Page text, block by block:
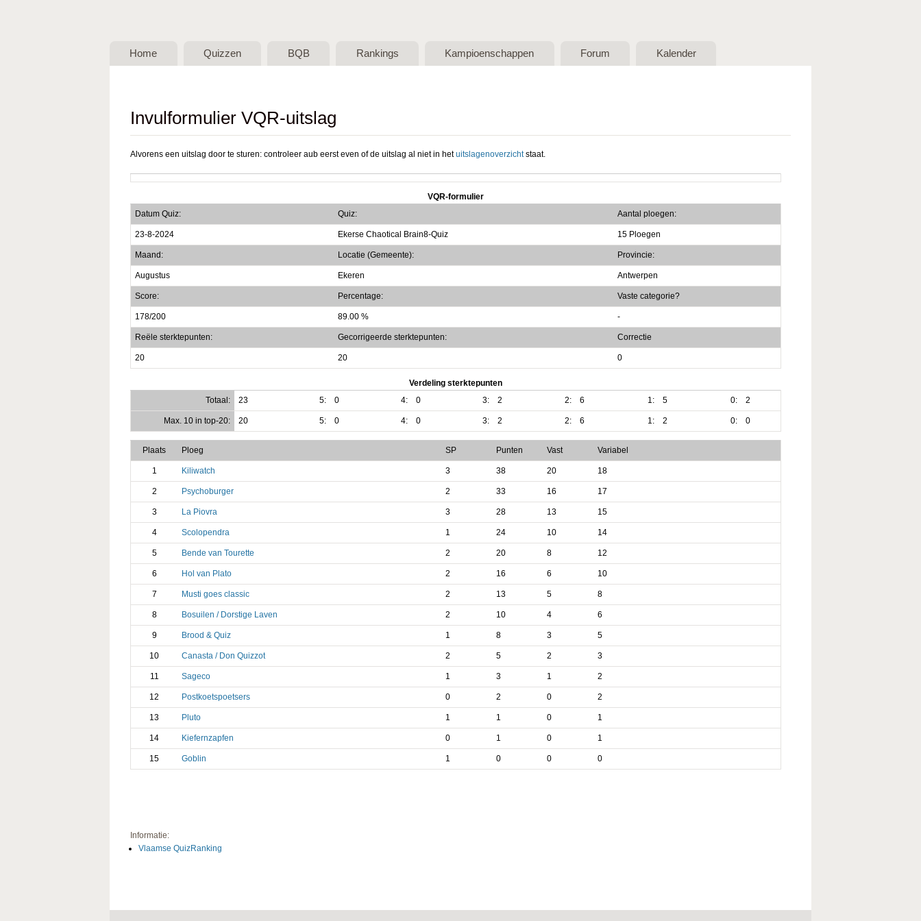
Belgische
vzw
Home Quizzen BQB Rankings Kampioenschappen Forum Kalender
Invulformulier VQR-uitslag
Alvorens een uitslag door te sturen: controleer aub eerst even of de uitslag al niet in hetuitslagenoverzichtstaat.
VQR-formulier
Datum Quiz:
Quiz: Aantal ploegen:
23-8-2024 Ekerse Chaotical Brain8-Quiz 15 Ploegen
Maand: Locatie (Gemeente): Provincie:
Augustus Ekeren Antwerpen
Score: Percentage: Vaste categorie?
178/200 89.00 % -
Reële sterktepunten: Gecorrigeerde sterktepunten: Correctie
20 20 0
Verdeling sterktepunten
Totaal:
23 5: 0 4: 0 3: 2 2: 6 1: 5 0: 2
Max. 10 in top-20: 20 5: 0 4: 0 3: 2 2: 6 1: 2 0: 0
Plaats Ploeg SP Punten Vast Variabel
1 Kiliwatch 3 38 20 18
2 Psychoburger 2 33 16 17
3 La Piovra 3 28 13 15
4 Scolopendra 1 24 10 14
5 Bende van Tourette 2 20 8 12
6 Hol van Plato 2 16 6 10
7 Musti goes classic 2 13 5 8
8 Bosuilen / Dorstige Laven 2 10 4 6
9 Brood & Quiz 1 8 3 5
10 Canasta / Don Quizzot 2 5 2 3
11 Sageco 1 3 1 2
12 Postkoetspoetsers 0 2 0 2
13 Pluto 1 1 0 1
14 Kiefernzapfen 0 1 0 1
15 Goblin 1 0 0 0
Informatie:
Vlaamse QuizRanking